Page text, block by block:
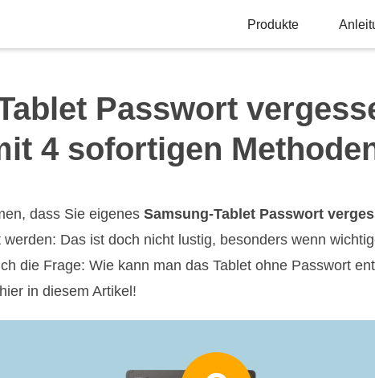
Produkte
Passwort
4 sofortigen
dass Sie eigenes Samsung-Tablet Passwort
Das ist doch nicht lustig, besonders wenn
die Frage: Wie kann man das Tablet ohne Passwort
in diesem Artikel!